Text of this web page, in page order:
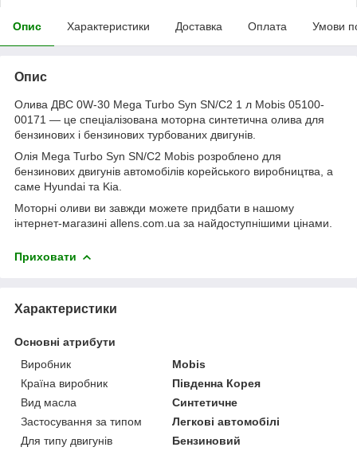
Опис Характеристики Доставка Оплата Умови
Опис
Олива ДВС 0W-30 Mega Turbo Syn SN/C2 1 л Mobis 05100-
00171 — це спеціалізована моторна синтетична олива для
бензинових і бензинових турбованих двигунів.
Олія Mega Turbo Syn SN/C2 Mobis розроблено для
бензинових двигунів автомобілів корейського виробництва, а
саме Hyundai та Kia.
Моторні оливи ви завжди можете придбати в нашому
інтернет-магазині allens.com.ua за найдоступнішими цінами.
Приховати
Характеристики
Основні атрибути
Виробник
Mobis
Країна виробник
Південна Корея
Вид масла
Синтетичне
Застосування за типом
Легкові автомобілі
Для типу двигунів
Бензиновий